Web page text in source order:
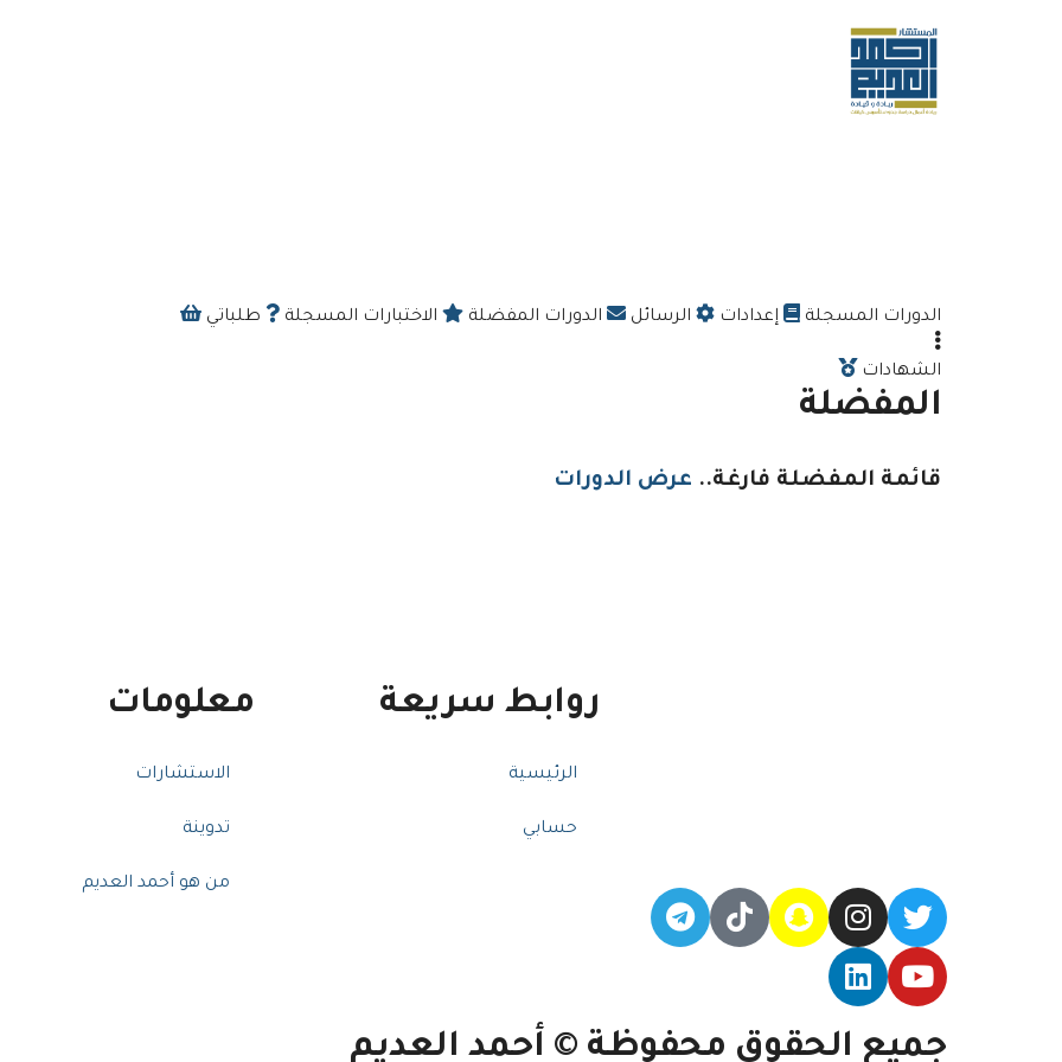
الدورات المسجلة إعدادات الرسائل الدورات المفضلة الاختبارات المسجلة طلباتي
الشهادات
المفضلة
قائمة المفضلة فارغة.. عرض الدورات
روابط سريعة
الرئيسية
حسابي
معلومات
الاستشارات
تدوينة
من هو أحمد العديم
جميع الحقوق محفوظة © أحمد العديم